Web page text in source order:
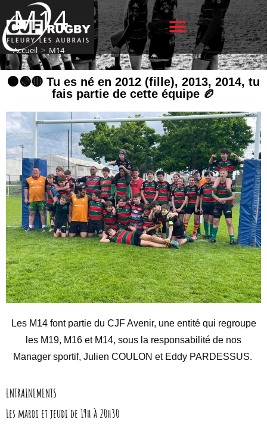
M14
Accueil > M14
⚫️🟢🔴 Tu es né en 2012 (fille), 2013, 2014, tu
fais partie de cette équipe 🏉
Les M14 font partie du CJF Avenir, une entité qui regroupe
les M19, M16 et M14, sous la responsabilité de nos
Manager sportif, Julien COULON et Eddy PARDESSUS.
ENTRAINEMENTS
Les mardi et jeudi de 19h à 20h30